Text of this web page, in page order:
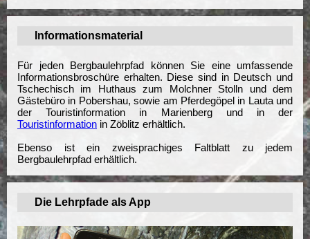
Informationsmaterial
Für jeden Bergbaulehrpfad können Sie eine umfassende
Informationsbroschüre erhalten. Diese sind in Deutsch und
Tschechisch im Huthaus zum Molchner Stolln und dem
Gästebüro in Pobershau, sowie am Pferdegöpel in Lauta und
der Touristinformation in Marienberg und in der
Touristinformation in Zöblitz erhältlich.
Ebenso ist ein zweisprachiges Faltblatt zu jedem
Bergbaulehrpfad erhältlich.
Die Lehrpfade als App